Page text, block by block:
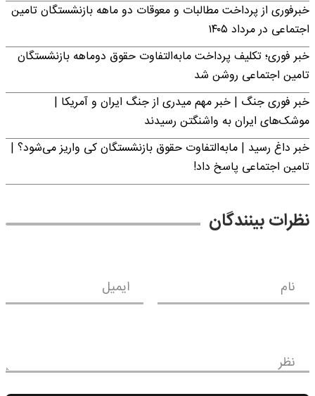
خبرفوری از پرداخت مطالبات و معوقات دو ماهه بازنشستگان تامین
اجتماعی در مرداد ۱۴۰۵
خبر فوری؛ تکلیف پرداخت مابه‌التفاوت حقوق دوماهه بازنشستگان
تامین اجتماعی روشن شد
خبر فوری جنگ | خبر مهم میدری از جنگ ایران و آمریکا |
موشک‌های ایران به واشنگتن رسیدند
خبر داغ رسید | مابه‌التفاوت حقوق بازنشستگان کی واریز می‌شود؟ |
تامین اجتماعی پاسخ داد!
نظرات بینندگان
نام ایمیل
نظر